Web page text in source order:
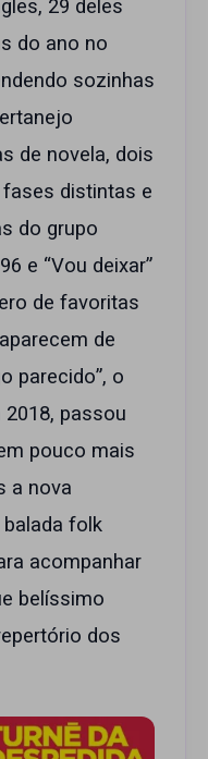
29 deles
do ano no
sozinhas
de novela, dois
distintas e
do grupo
e “Vou deixar”
de favoritas
de
parecido”, o
passou
pouco mais
a nova
balada folk
acompanhar
belíssimo
dos